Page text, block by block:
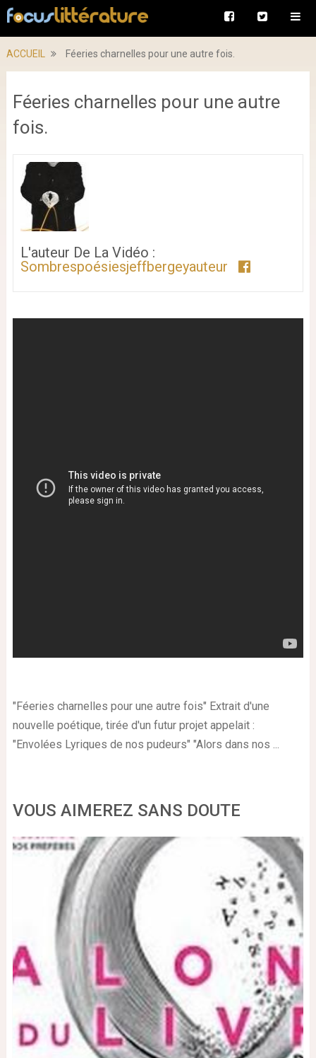
ACCUEIL Féeries charnelles pour une autre fois.
Féeries charnelles pour une autre
fois.
L'auteur De La Vidéo :
Sombrespoésiesjeffbergeyauteur
"Féeries charnelles pour une autre fois" Extrait d'une
nouvelle poétique, tirée d'un futur projet appelait :
"Envolées Lyriques de nos pudeurs" "Alors dans nos ...
VOUS AIMEREZ SANS DOUTE